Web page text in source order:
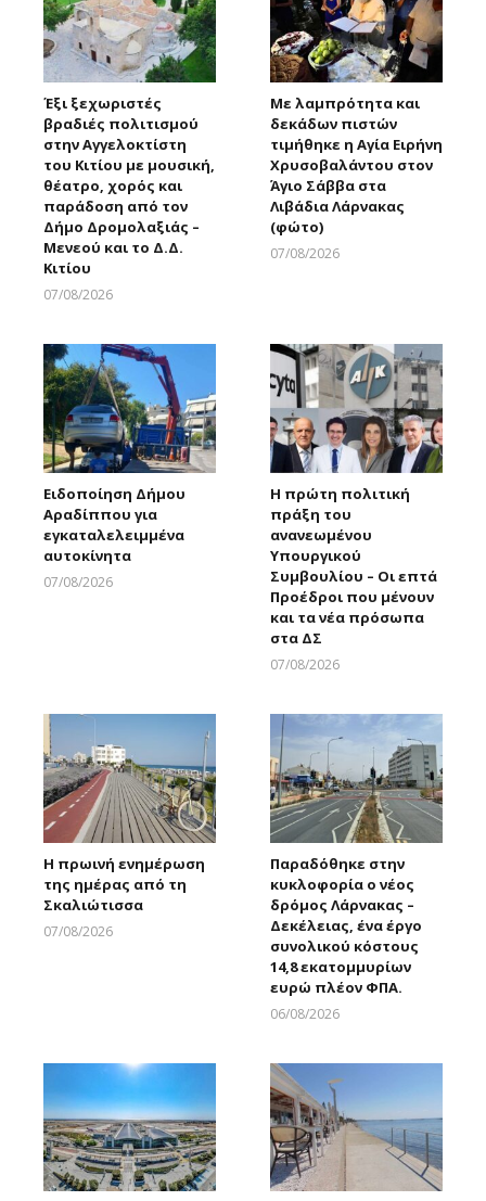
Έξι ξεχωριστές
βραδιές πολιτισμού
στην Αγγελοκτίστη
του Κιτίου με μουσική,
θέατρο, χορός και
παράδοση από τον
Δήμο Δρομολαξιάς –
Μενεού και το Δ.Δ.
Κιτίου
07/08/2026
Με λαμπρότητα και
δεκάδων πιστών
τιμήθηκε η Αγία Ειρήνη
Χρυσοβαλάντου στον
Άγιο Σάββα στα
Λιβάδια Λάρνακας
(φώτο)
07/08/2026
Ειδοποίηση Δήμου
Αραδίππου για
εγκαταλελειμμένα
αυτοκίνητα
07/08/2026
Η πρώτη πολιτική
πράξη του
ανανεωμένου
Υπουργικού
Συμβουλίου – Οι επτά
Προέδροι που μένουν
και τα νέα πρόσωπα
στα ΔΣ
07/08/2026
Η πρωινή ενημέρωση
της ημέρας από τη
Σκαλιώτισσα
07/08/2026
Παραδόθηκε στην
κυκλοφορία ο νέος
δρόμος Λάρνακας –
Δεκέλειας, ένα έργο
συνολικού κόστους
14,8 εκατομμυρίων
ευρώ πλέον ΦΠΑ.
06/08/2026